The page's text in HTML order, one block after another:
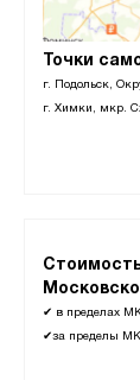
Точки
г. Подольск,
г. Химки, мкр.
✔ в пределах
✔за пределы